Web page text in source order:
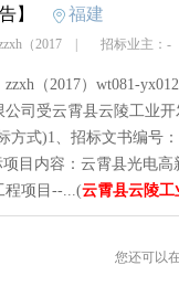
】 福建
（2017 招标业主
（2017）wt081-
公司受云霄县云陵工业
方式)1、招标文书编号
目内容：云霄县光电
程项目--...(云霄县云陵
您还可以